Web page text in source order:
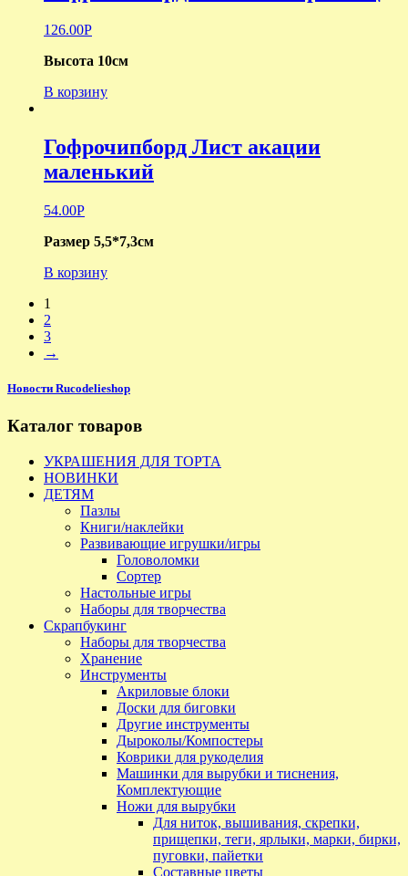
126.00Р
Высота 10см
В корзину
Гофрочипборд Лист акации
маленький
54.00Р
Размер 5,5*7,3см
В корзину
1
2
3
→
Новости Rucodelieshop
Каталог товаров
УКРАШЕНИЯ ДЛЯ ТОРТА
НОВИНКИ
ДЕТЯМ
Пазлы
Книги/наклейки
Развивающие игрушки/игры
Головоломки
Сортер
Настольные игры
Наборы для творчества
Скрапбукинг
Наборы для творчества
Хранение
Инструменты
Акриловые блоки
Доски для биговки
Другие инструменты
Дыроколы/Компостеры
Коврики для рукоделия
Машинки для вырубки и тиснения,
Комплектующие
Ножи для вырубки
Для ниток, вышивания, скрепки,
прищепки, теги, ярлыки, марки, бирки,
пуговки, пайетки
Составные цветы